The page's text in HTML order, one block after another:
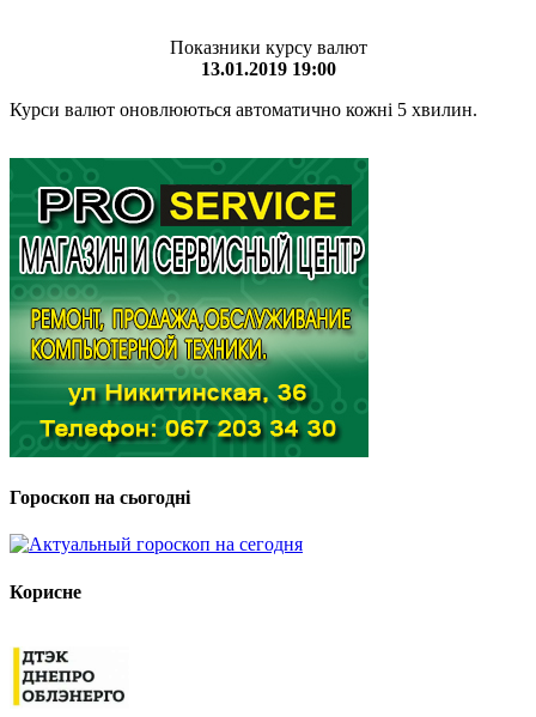
Показники курсу валют
13.01.2019 19:00
Курси валют оновлюються автоматично кожні 5 хвилин.
Гороскоп на сьогодні
Корисне